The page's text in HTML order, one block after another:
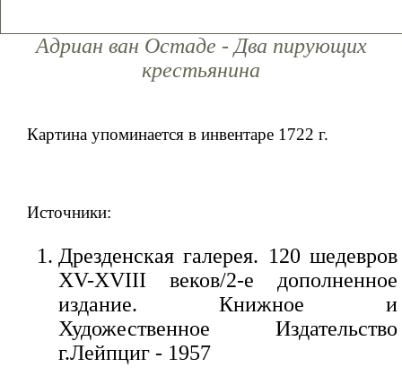
Адриан ван Остаде - Два пирующих
крестьянина
Картина упоминается в инвентаре 1722 г.
Источники:
Дрезденская галерея. 120 шедевров
XV-XVIII веков/2-е дополненное
издание. Книжное и
Художественное Издательство
г.Лейпциг - 1957